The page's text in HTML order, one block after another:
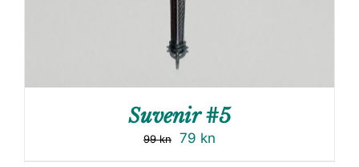
Suvenir #5
99kn 79 kn